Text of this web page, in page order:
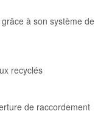
à son système de
recyclés
de raccordement